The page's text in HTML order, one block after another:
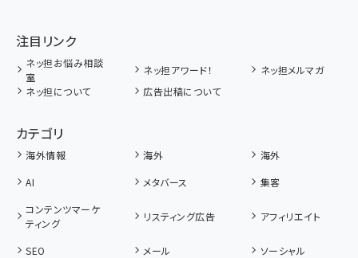
注目リンク
ネッ担お悩み相談
室
ネッ担アワード！
ネッ担メルマガ
ネッ担について
広告出稿について
カテゴリ
海外情報 海外
海外
AI
メタバース
集客
コンテンツマーケ
ティング
リスティング広告 アフィリエイト
SEO メール
ソーシャル